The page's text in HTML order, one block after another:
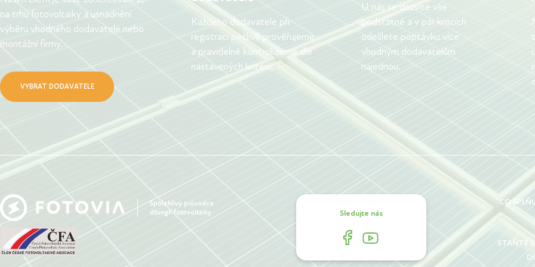
na trhu fotovoltaiky a usnadnění
výběru vhodného dodavatele nebo
montážní firmy.
VYBRAT DODAVATELE
Každého dodavatele při
registraci pečlivě prověřujeme
a pravidelně kontrolujeme dle
nastavených kritérií.
U nás se dozvíte vše
podstatné a v pár krocích
odešlete poptávku více
vhodným dodavatelům
najednou.
Spolehlivý průvodce
džunglí fotovoltaiky
Sledujte nás
CO
STAŇTE